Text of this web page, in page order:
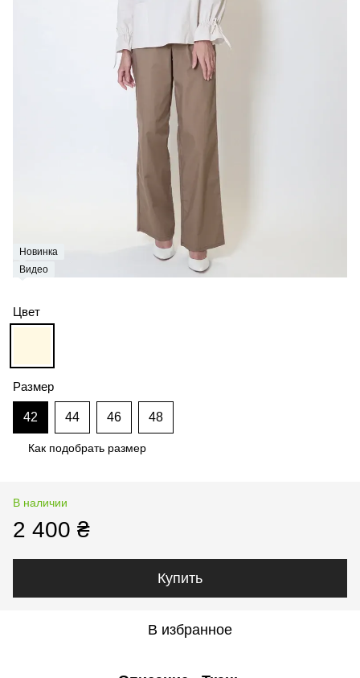
Новинка
Видео
Цвет
Размер
42 44 46 48
Как подобрать размер
В наличии
2 400 ₴
Купить
В избранное